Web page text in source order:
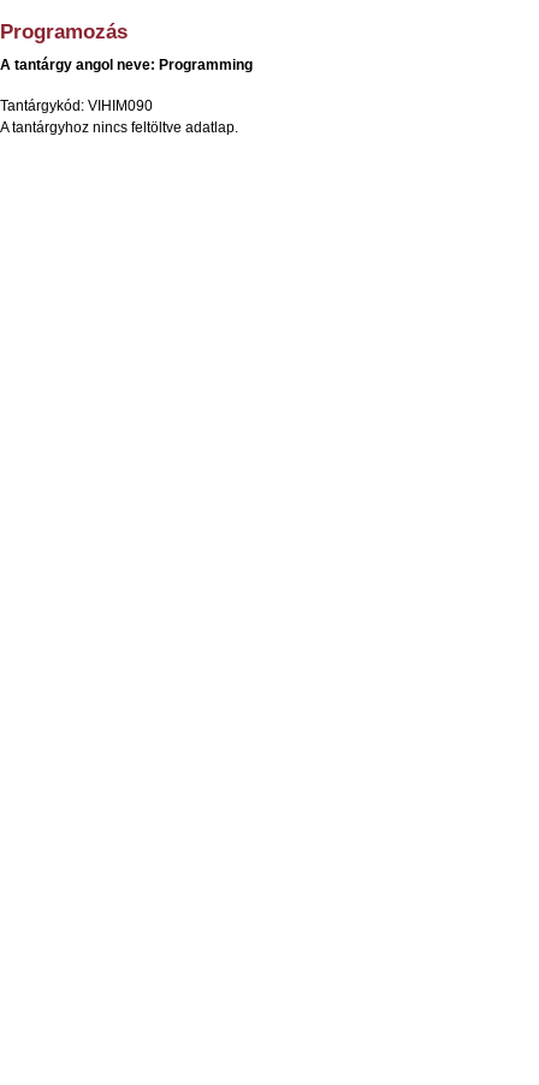
Programozás
A tantárgy angol neve: Programming
Tantárgykód: VIHIM090
A tantárgyhoz nincs feltöltve adatlap.